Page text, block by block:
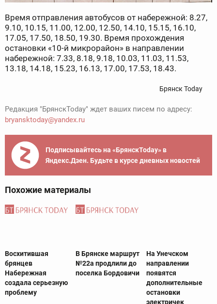
Время отправления автобусов от набережной: 8.27,
9.10, 10.15, 11.00, 12.00, 12.50, 14.10, 15.15, 16.10,
17.05, 17.50, 18.50, 19.30. Время прохождения
остановки «10-й микрорайон» в направлении
набережной: 7.33, 8.18, 9.18, 10.03, 11.03, 11.53,
13.18, 14.18, 15.23, 16.13, 17.00, 17.53, 18.43.
Брянск Today
Редакция "БрянскToday" ждет ваших писем по адресу:
bryansktoday@yandex.ru
Подписывайтесь на «БрянскToday» в
Яндекс.Дзен. Будьте в курсе дневных новостей
Похожие материалы
Восхитившая
брянцев
Набережная
создала серьезную
проблему
В Брянске маршрут
№22а продлили до
поселка Бордовичи
На Унечском
направлении
появятся
дополнительные
остановки
электричек